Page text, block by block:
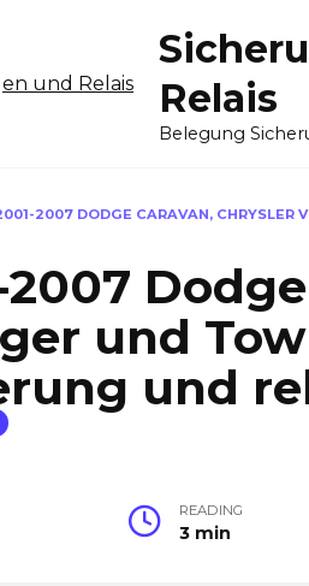
Relais
Belegung
2007 DODGE CARAVAN, CHRYSLER
2007
und
und
READING
3 min